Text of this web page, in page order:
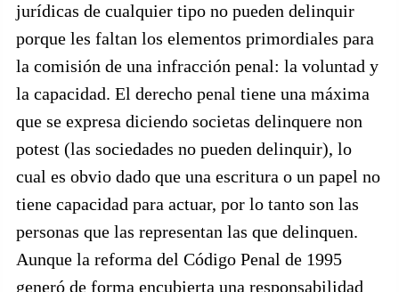
jurídicas de cualquier tipo no pueden delinquir
porque les faltan los elementos primordiales para
la comisión de una infracción penal: la voluntad y
la capacidad. El derecho penal tiene una máxima
que se expresa diciendo societas delinquere non
potest (las sociedades no pueden delinquir), lo
cual es obvio dado que una escritura o un papel no
tiene capacidad para actuar, por lo tanto son las
personas que las representan las que delinquen.
Aunque la reforma del Código Penal de 1995
generó de forma encubierta una responsabilidad